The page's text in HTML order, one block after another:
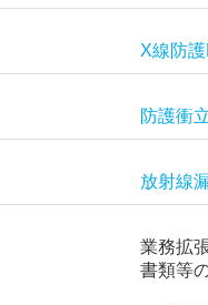
X線防
防護衝
放射線
業務拡
書類等